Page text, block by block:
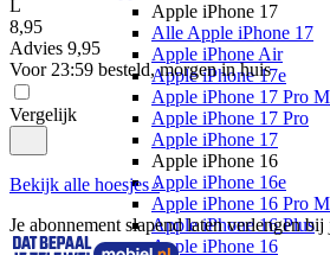
Apple iPhone 17
Alle Apple iPhone 17
Apple iPhone Air
Apple iPhone 17e
Apple iPhone 17 Pro
Apple iPhone 17 Pro
Apple iPhone 17
Apple iPhone 16
Apple iPhone 16e
Apple iPhone 16 Pro
Apple iPhone 16 Plus
Apple iPhone 16
L
8,95
Advies 9,95
Voor 23:59 besteld, morgen in huis
Vergelijk
Bekijk alle hoesjes ›
Je abonnement slapend laten verlengen